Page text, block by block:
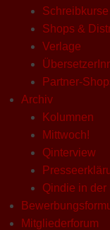
Schreibkurse
Shops &
Verlage
Partner-
Archiv
Kolumnen
Mittwoch!
Qinterview
Qindie in der
Mitgliederforum